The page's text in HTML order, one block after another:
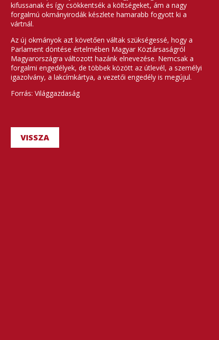
kifussanak és így csökkentsék a költségeket, ám a nagy
forgalmú okmányirodák készlete hamarabb fogyott ki a
vártnál.
Az új okmányok azt követően váltak szükségessé, hogy a
Parlament döntése értelmében Magyar Köztársaságról
Magyarországra változott hazánk elnevezése. Nemcsak a
forgalmi engedélyek, de többek között az útlevél, a személyi
igazolvány, a lakcímkártya, a vezetői engedély is megújul.
Forrás: Világgazdaság
VISSZA